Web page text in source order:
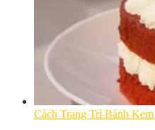
Cách Trang Trí Bánh